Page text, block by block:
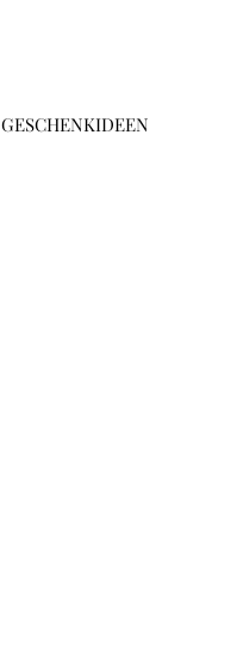
GESCHENKIDEEN